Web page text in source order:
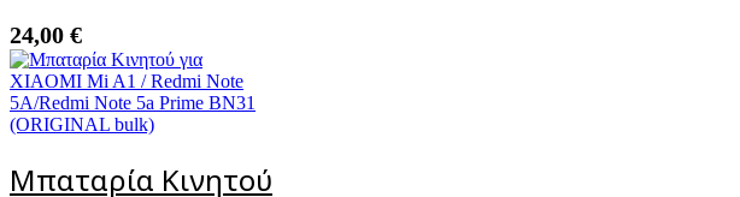
24,00 €
Μπαταρία Κινητού